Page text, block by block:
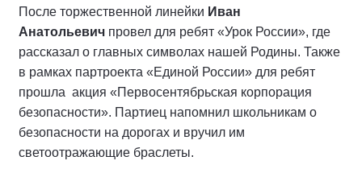
После торжественной линейки Иван
Анатольевич провел для ребят «Урок России», где
рассказал о главных символах нашей Родины. Также
в рамках партроекта «Единой России» для ребят
прошла акция «Первосентябрьская корпорация
безопасности». Партиец напомнил школьникам о
безопасности на дорогах и вручил им
светоотражающие браслеты.